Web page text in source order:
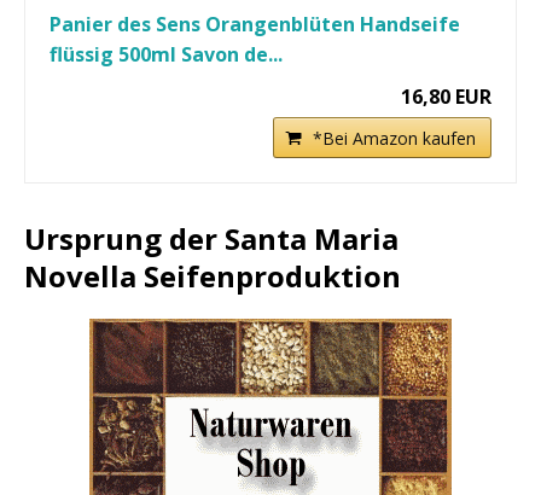
Panier des Sens Orangenblüten Handseife
flüssig 500ml Savon de...
16,80 EUR
*Bei Amazon kaufen
Ursprung der Santa Maria
Novella Seifenproduktion